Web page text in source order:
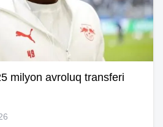
milyon avroluq transferi